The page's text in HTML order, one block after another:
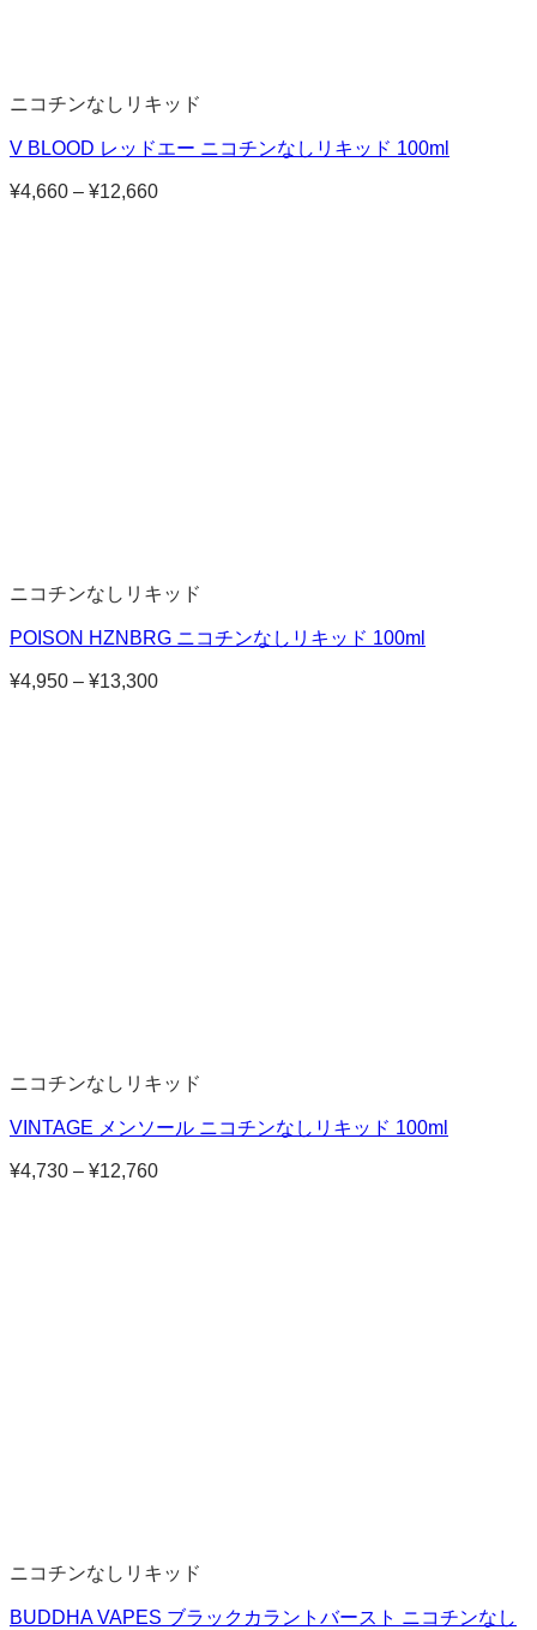
ニコチンなしリキッド
V BLOOD レッドエー ニコチンなしリキッド 100ml
¥4,660 – ¥12,660価
ニコチンなしリキッド
POISON HZNBRG ニコチンなしリキッド 100ml
¥4,950 – ¥13,300価
ニコチンなしリキッド
VINTAGE メンソール ニコチンなしリキッド 100ml
¥4,730 – ¥12,760価
ニコチンなしリキッド
BUDDHA VAPES ブラックカラントバースト ニコチンなし